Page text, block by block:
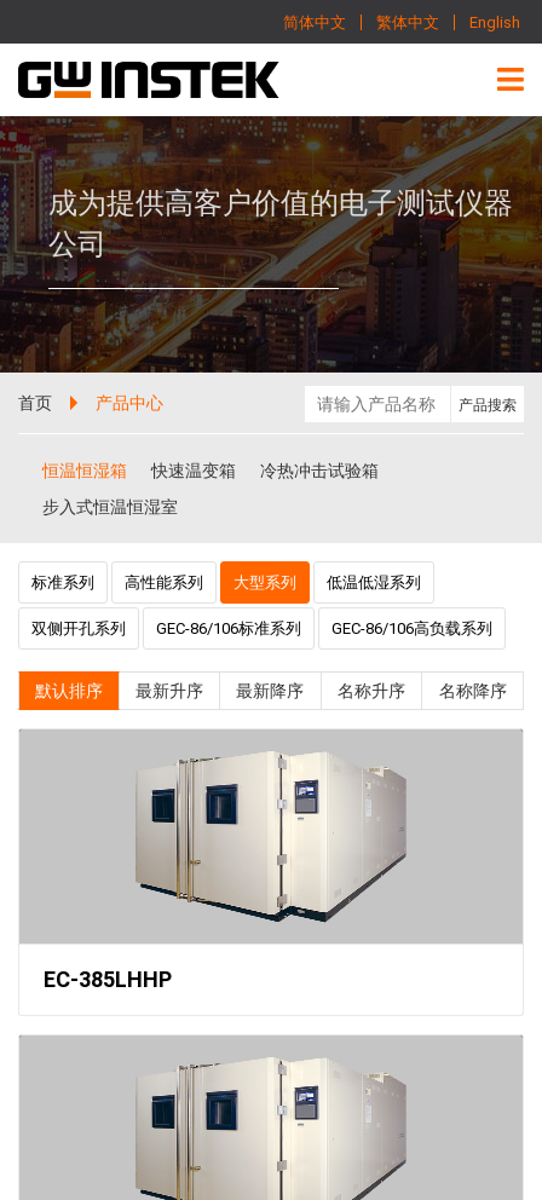
简体中文 繁体中文 English
成为提供高客户价值的电子测试仪器
公司
首页 产品中心
恒温恒湿箱 快速温变箱
冷热冲击试验箱
步入式恒温恒湿室
标准系列 高性能系列 大型系列 低温低湿系列
双侧开孔系列 GEC-86/106标准系列 GEC-86/106高负载系列
默认排序 最新升序 最新降序 名称升序 名称降序
EC-385LHHP